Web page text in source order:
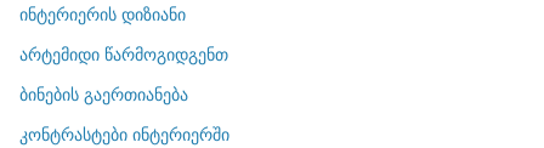
რ
ბ
ი
ინტერიერის დიზიანი
არტემიდი წარმოგიდგენთ
ბინების გაერთიანება
კონტრასტები ინტერიერში